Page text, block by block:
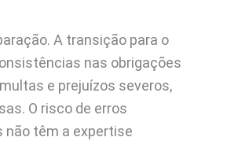
A transição para o
nas obrigações
e prejuízos severos,
O risco de erros
não têm a expertise